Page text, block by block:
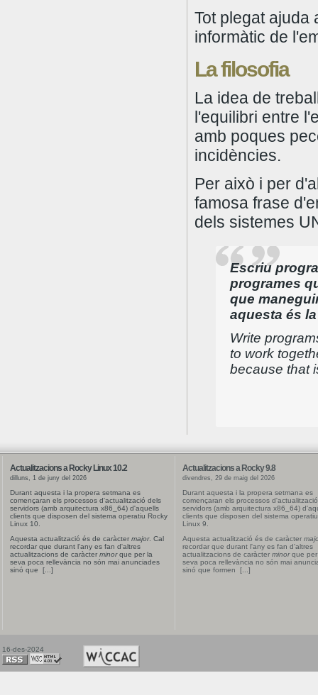
Tot plegat ajuda
informàtic de
La filosofia
La idea de
l'equilibri entre
amb poques
incidències.
Per això i per
famosa frase
dels sistemes
Escriu
programes
que
aquesta és
Write
to work
because that
Actualitzacions a Rocky Linux 10.2
dilluns, 1 de juny del 2026
Durant aquesta i la propera setmana es
començaran els processos d'actualització dels
servidors (amb arquitectura x86_64) d'aquells
clients que disposen del sistema operatiu Rocky
Linux 10.
Aquesta actualització és de caràcter major. Cal
recordar que durant l'any es fan d'altres
actualitzacions de caràcter minorque per la
seva poca rellevància no són mai anunciades
sinó que [...]
Actualitzacions a Rocky 9.8
divendres, 29 de maig del 2026
Durant aquesta i la propera setmana es
començaran els processos
servidors (amb arquitectura x86_64)
clients que disposen del sistema
Linux 9.
Aquesta actualització és de caràcter
recordar que durant l'any es fan d'altres
actualitzacions de caràcter minorque per
seva poca rellevància no són mai
sinó que formen [...]
16-des-2024